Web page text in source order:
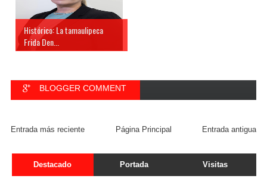
Histórico: La tamaulipeca
Frida Den...
BLOGGER COMMENT
Entrada más reciente Entrada antigua
Página Principal
Destacado Portada Visitas